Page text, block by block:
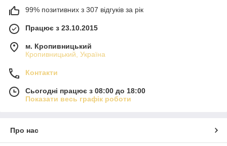
99% позитивних з 307 відгуків за рік
Працює з 23.10.2015
м. Кропивницький
Кропивницький, Україна
Контакти
Сьогодні працює з 08:00 до 18:00
Показати весь графік роботи
Про нас